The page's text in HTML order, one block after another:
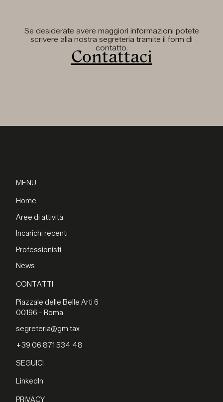
Se desiderate avere maggiori informazioni potete
scrivere alla nostra segreteria tramite il form di
contatto.
Contattaci
MENU
Home
Aree di attività
Incarichi recenti
Professionisti
News
CONTATTI
Piazzale delle Belle Arti 6
00196 - Roma
segreteria@gm.tax
+39 06 871 534 48
SEGUICI
LinkedIn
PRIVACY